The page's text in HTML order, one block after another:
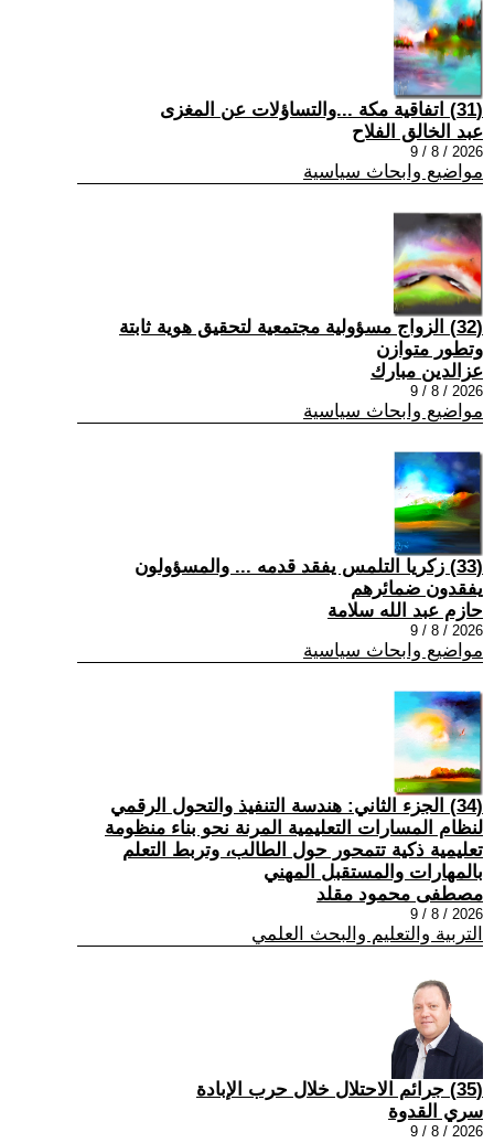
(31) اتفاقية مكة ...والتساؤلات عن المغزى
عبد الخالق الفلاح
2026 / 8 / 9
مواضيع وابحاث سياسية
(32) الزواج مسؤولية مجتمعية لتحقيق هوية ثابتة
وتطور متوازن
عزالدين مبارك
2026 / 8 / 9
مواضيع وابحاث سياسية
(33) زكريا التلمس يفقد قدمه ... والمسؤولون
يفقدون ضمائرهم
حازم عبد الله سلامة
2026 / 8 / 9
مواضيع وابحاث سياسية
(34) الجزء الثاني: هندسة التنفيذ والتحول الرقمي
لنظام المسارات التعليمية المرنة نحو بناء منظومة
تعليمية ذكية تتمحور حول الطالب، وتربط التعلم
بالمهارات والمستقبل المهني
مصطفى محمود مقلد
2026 / 8 / 9
التربية والتعليم والبحث العلمي
(35) جرائم الاحتلال خلال حرب الإبادة
سري القدوة
2026 / 8 / 9